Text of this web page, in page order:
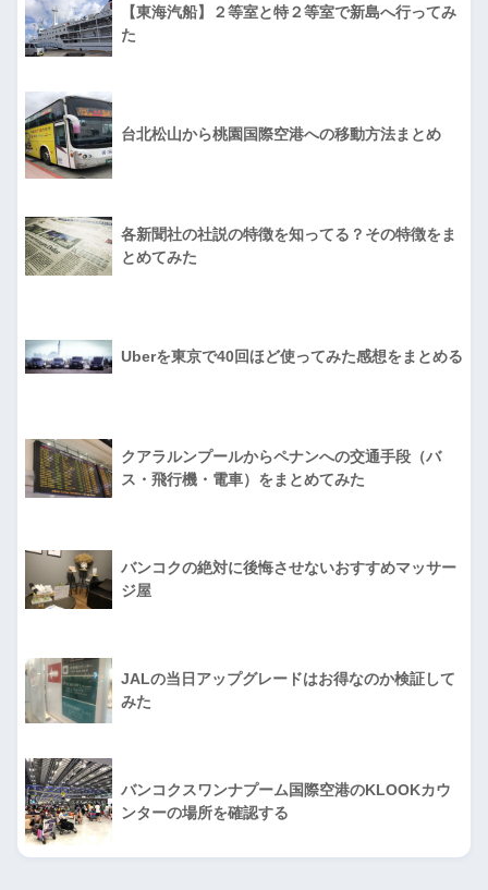
【東海汽船】２等室と特２等室で新島へ行ってみ
た
台北松山から桃園国際空港への移動方法まとめ
各新聞社の社説の特徴を知ってる？その特徴をま
とめてみた
Uberを東京で40回ほど使ってみた感想をまとめる
クアラルンプールからペナンへの交通手段（バ
ス・飛行機・電車）をまとめてみた
バンコクの絶対に後悔させないおすすめマッサー
ジ屋
JALの当日アップグレードはお得なのか検証して
みた
バンコクスワンナプーム国際空港のKLOOKカウ
ンターの場所を確認する